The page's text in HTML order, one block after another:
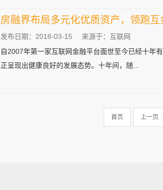
房融界布局多元化优质资产，领跑
发布日期：2018-03-15
来源于：互联网
自2007年第一家互联网金融平台面世至今已经十年
正呈现出健康良好的发展态势。十年间，随...
首页 上一页